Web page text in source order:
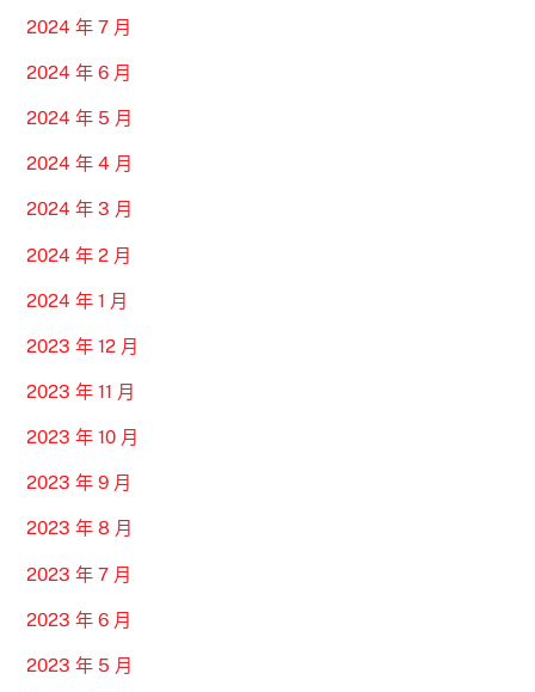
2024 年 7 月
2024 年 6 月
2024 年 5 月
2024 年 4 月
2024 年 3 月
2024 年 2 月
2024 年 1 月
2023 年 12 月
2023 年 11 月
2023 年 10 月
2023 年 9 月
2023 年 8 月
2023 年 7 月
2023 年 6 月
2023 年 5 月